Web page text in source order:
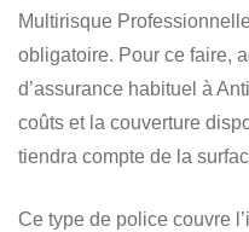
Multirisque
obligatoire. Pour ce faire,
d’assurance habituel à
coûts et la couverture
tiendra compte de la
Ce type de police couvre